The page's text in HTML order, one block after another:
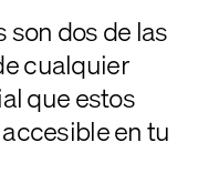
son dos de las
cualquier
que estos
en tu